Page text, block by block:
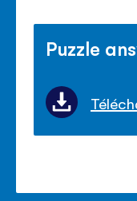
Puzzle